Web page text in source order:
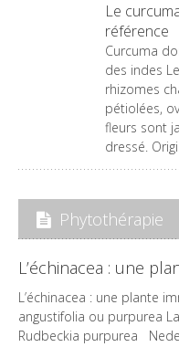
Le
référence
Curcuma
des indes
rhizomes
pétiolées,
fleurs sont
dressé.
Phytothérapie
L’échinacea : une
L’échinacea : une plante
angustifolia ou purpurea
Rudbeckia purpurea